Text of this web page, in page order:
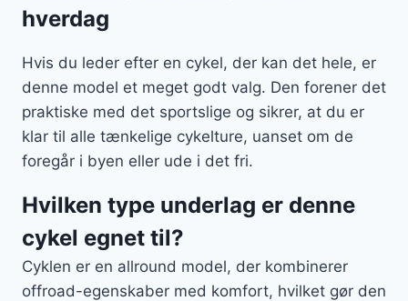
hverdag
Hvis du leder efter en cykel, der kan det hele, er
denne model et meget godt valg. Den forener det
praktiske med det sportslige og sikrer, at du er
klar til alle tænkelige cykelture, uanset om de
foregår i byen eller ude i det fri.
Hvilken type underlag er denne
cykel egnet til?
Cyklen er en allround model, der kombinerer
offroad-egenskaber med komfort, hvilket gør den